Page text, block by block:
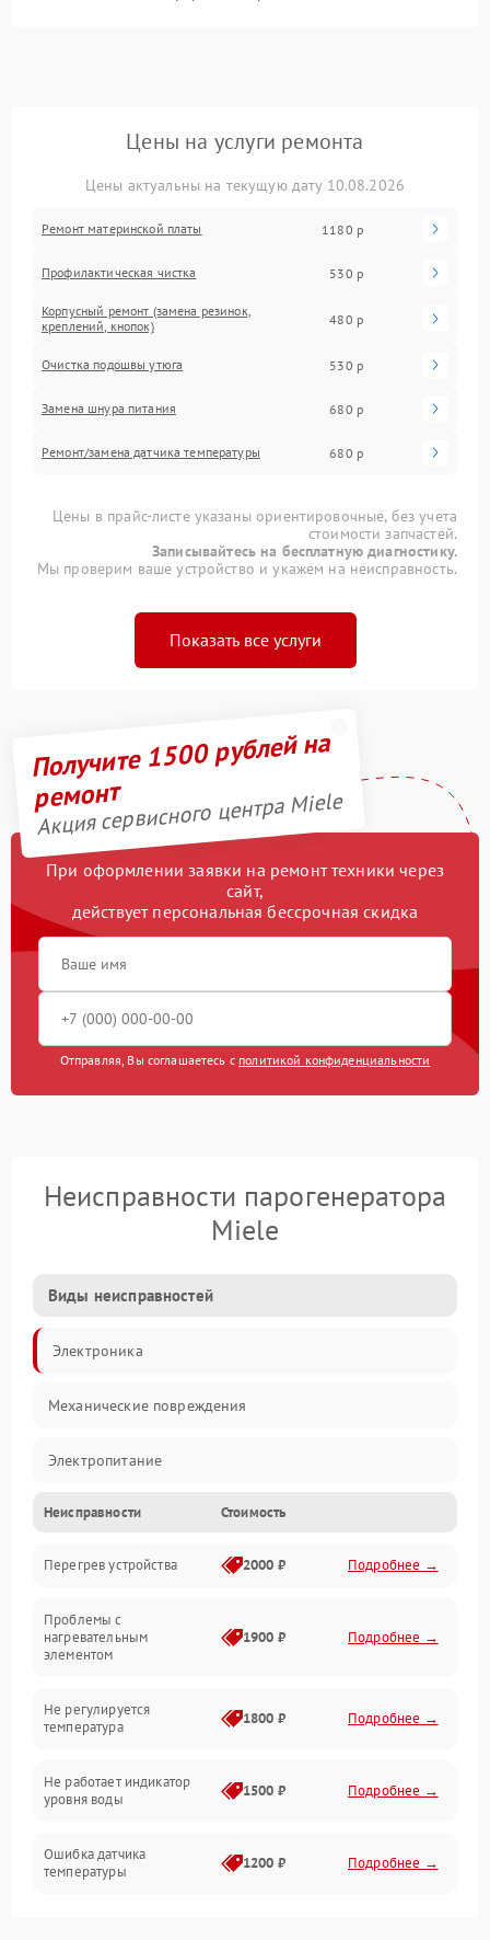
Цены на услуги ремонта
Цены актуальны на текущую дату 10.08.2026
Ремонт материнской платы 1180 р
Профилактическая чистка 530 р
Корпусный ремонт (замена резинок,
креплений, кнопок)
480 р
Очистка подошвы утюга 530 р
Замена шнура питания 680 р
Ремонт/замена датчика температуры 680 р
Цены в прайс-листе указаны ориентировочные, без учета
стоимости запчастей.
Записывайтесь на бесплатную диагностику.
Мы проверим ваше устройство и укажем на неисправность.
Показать все услуги
Получите 1500 рублей на
ремонт
Акция сервисного центра Miele
При оформлении заявки на ремонт техники через
сайт,
действует персональная бессрочная скидка
Отправляя, Вы соглашаетесь с политикой конфиденциальности
Неисправности парогенератора
Miele
Виды неисправностей
Электроника
Механические повреждения
Электропитание
Парообразование
Герметичность
Механика
Неисправности Стоимость
Перегрев устройства 2000 ₽ Подробнее →
Проблемы с
нагревательным
элементом
1900 ₽ Подробнее →
Не регулируется
температура
1800 ₽ Подробнее →
Не работает индикатор
уровня воды
1500 ₽ Подробнее →
Ошибка датчика
температуры
1200 ₽ Подробнее →